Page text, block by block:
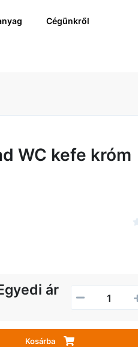
Cégünkről
WC kefe króm
ár
Kosárba